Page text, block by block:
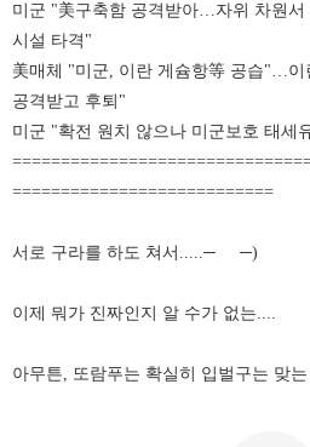
미군 "美구축함 공격받아…자위 차원서
시설 타격"
美매체 "미군, 이란 게슘항等 공습"…이
공격받고 후퇴"
미군 "확전 원치 않으나 미군보호 태세
===========================
서로 구라를 하도 쳐서.....─ ─)
이제 뭐가 진짜인지 알 수가 없는....
아무튼, 또람푸는 확실히 입벌구는 맞